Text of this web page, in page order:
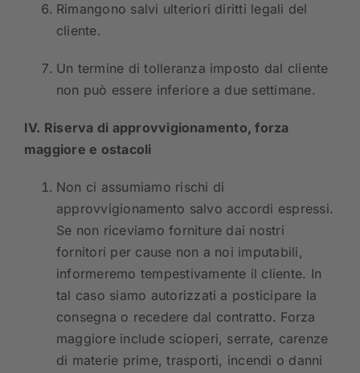
Rimangono salvi ulteriori diritti legali del
cliente.
Un termine di tolleranza imposto dal cliente
non può essere inferiore a due settimane.
IV. Riserva di approvvigionamento, forza
maggiore e ostacoli
Non ci assumiamo rischi di
approvvigionamento salvo accordi espressi.
Se non riceviamo forniture dai nostri
fornitori per cause non a noi imputabili,
informeremo tempestivamente il cliente. In
tal caso siamo autorizzati a posticipare la
consegna o recedere dal contratto. Forza
maggiore include scioperi, serrate, carenze
di materie prime, trasporti, incendi o danni